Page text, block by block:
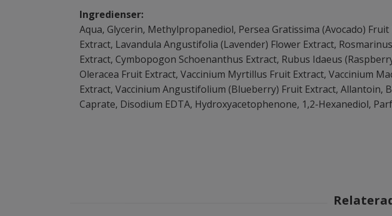
Ingredienser:
Aqua, Glycerin, Methylpropanediol, Persea Gratissima (Avocado)
Extract, Lavandula Angustifolia (Lavender) Flower Extract,
Extract, Cymbopogon Schoenanthus Extract, Rubus Idaeus
Oleracea Fruit Extract, Vaccinium Myrtillus Fruit Extract, Vaccinium
Extract, Vaccinium Angustifolium (Blueberry) Fruit Extract, Allantoin,
Caprate, Disodium EDTA, Hydroxyacetophenone, 1,2-Hexanediol,